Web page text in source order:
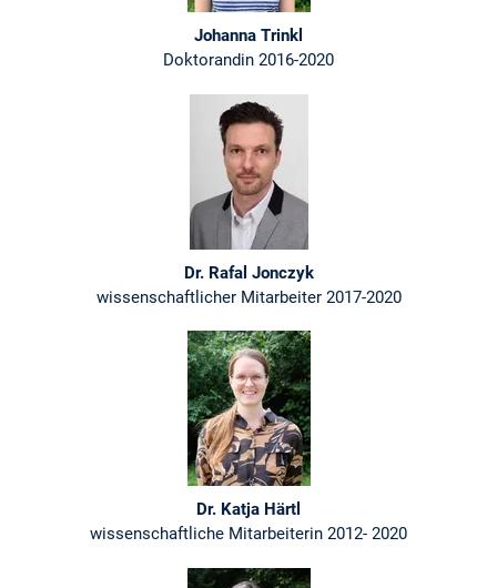
Johanna Trinkl
Doktorandin 2016-2020
Dr. Rafal Jonczyk
wissenschaftlicher Mitarbeiter 2017-2020
Dr. Katja Härtl
wissenschaftliche Mitarbeiterin 2012- 2020